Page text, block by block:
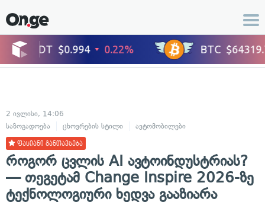
2 ივლისი, 14:06
საზოგადოება
ცხოვრების სტილი ავტომობილები
ფასიანი განთავსება
როგორ ცვლის AI ავტოინდუსტრიას?
— თეგეტამ Change Inspire 2026-ზე
ტექნოლოგიური ხედვა გააზიარა